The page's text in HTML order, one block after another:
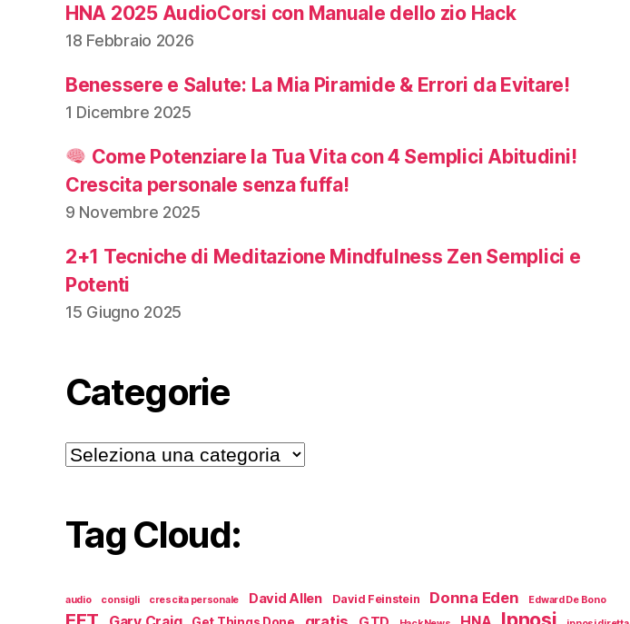
HNA 2025 AudioCorsi con Manuale dello zio Hack
18 Febbraio 2026
Benessere e Salute: La Mia Piramide & Errori da Evitare!
1 Dicembre 2025
Come Potenziare la Tua Vita con 4 Semplici Abitudini!
Crescita personale senza fuffa!
9 Novembre 2025
2+1 Tecniche di Meditazione Mindfulness Zen Semplici e
Potenti
15 Giugno 2025
Categorie
Categorie
Tag Cloud:
audio consigli crescita personale David Allen David Feinstein Donna Eden Edward De Bono